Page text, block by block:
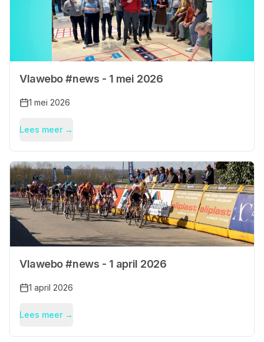
Vlawebo #news - 1 mei 2026
1 mei 2026
Lees meer →
Vlawebo #news - 1 april 2026
1 april 2026
Lees meer →